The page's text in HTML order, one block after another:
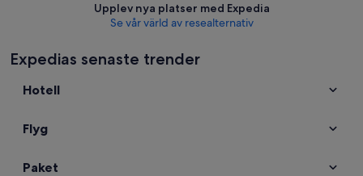
Upplev nya platser med Expedia
Se vår värld av resealternativ
Expedias senaste trender
Hotell
Flyg
Paket